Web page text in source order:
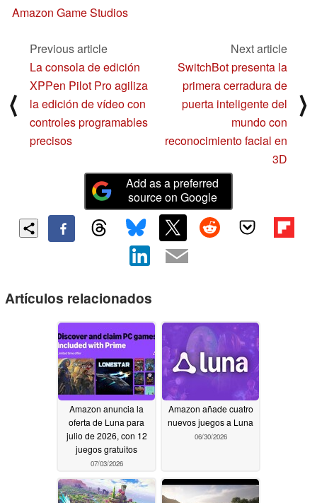
Amazon Game Studios
⟨
Previous article
La consola de edición
XPPen Pilot Pro agiliza
la edición de vídeo con
controles programables
precisos
Next article
SwitchBot presenta la
primera cerradura de
puerta inteligente del
mundo con
reconocimiento facial en
3D
⟩
Add as a preferred
source on Google
Artículos relacionados
Amazon anuncia la
oferta de Luna para
julio de 2026, con 12
juegos gratuitos
07/03/2026
Amazon añade cuatro
nuevos juegos a Luna
06/30/2026